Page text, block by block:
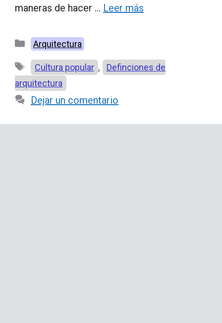
maneras de hacer … Leer más
Categorías
Arquitectura
Etiquetas
Cultura popular ,
Definciones de
arquitectura
Dejar un comentario